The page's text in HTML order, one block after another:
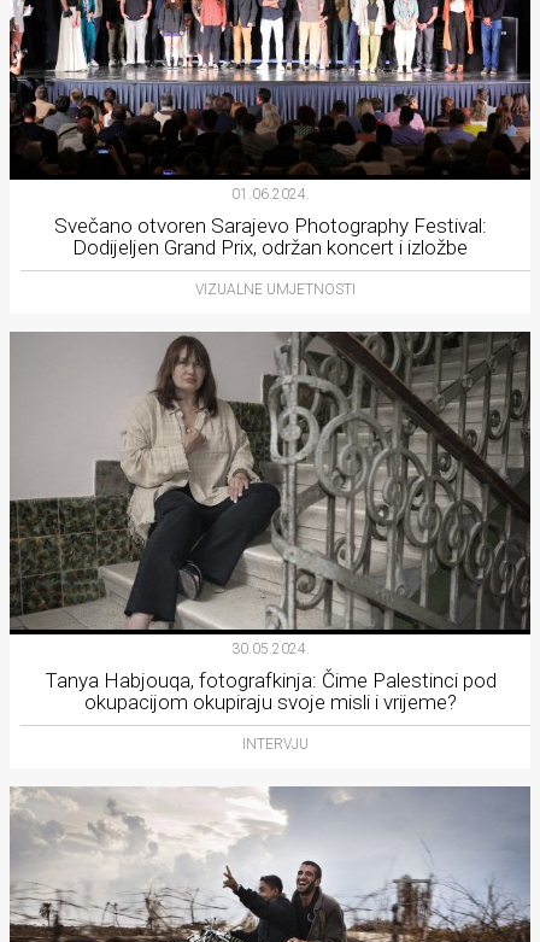
01.06.2024.
Svečano otvoren Sarajevo Photography Festival:
Dodijeljen Grand Prix, održan koncert i izložbe
VIZUALNE UMJETNOSTI
30.05.2024.
Tanya Habjouqa, fotografkinja: Čime Palestinci pod
okupacijom okupiraju svoje misli i vrijeme?
INTERVJU